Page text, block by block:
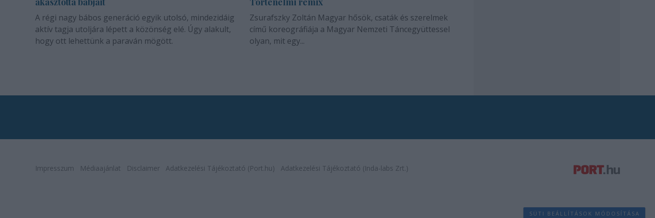
A régi nagy bábos generáció egyik utolsó, mindezidáig
aktív tagja utoljára lépett a közönség elé. Úgy alakult,
hogy ott lehettünk a paraván mögött.
Zsurafszky Zoltán Magyar hősök, csaták és szerelmek
című koreográfiája a Magyar Nemzeti Táncegyüttessel
olyan, mit egy...
Impresszum Médiaajánlat Disclaimer Adatkezelési Tájékoztató (Port.hu) Adatkezelési Tájékoztató (Inda-labs Zrt.)
SÜTI BEÁLLÍTÁSOK MÓDOSÍTÁSA